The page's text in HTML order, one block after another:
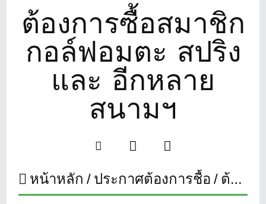
ต้องการซื้อสมาชิก
กอล์ฟอมตะ สปริง
และ อีกหลาย
สนามฯ
หน้าหลัก ประกาศต้องการชื้อ ต้องการซื้อสมาชิกกอล์ฟอมตะ สปริง และ อีกหลายสนามฯ